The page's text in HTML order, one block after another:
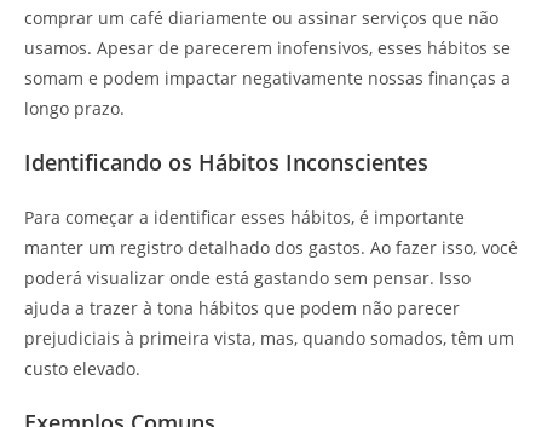
comprar um café diariamente ou assinar serviços que não
usamos. Apesar de parecerem inofensivos, esses hábitos se
somam e podem impactar negativamente nossas finanças a
longo prazo.
Identificando os Hábitos Inconscientes
Para começar a identificar esses hábitos, é importante
manter um registro detalhado dos gastos. Ao fazer isso, você
poderá visualizar onde está gastando sem pensar. Isso
ajuda a trazer à tona hábitos que podem não parecer
prejudiciais à primeira vista, mas, quando somados, têm um
custo elevado.